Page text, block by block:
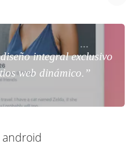
integral exclusivo
web dinámico.”